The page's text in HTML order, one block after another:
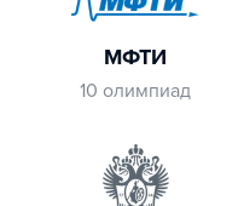
МФТИ
10 олимпиад